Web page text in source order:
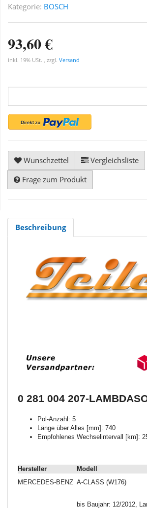
Kategorie: BOSCH
93,60 €
inkl. 19% USt. , zzgl. Versand
Wunschzettel
Vergleichsliste
Frage zum Produkt
Beschreibung
0 281 004 207-
Pol-Anzahl: 5
Länge über Alles [mm]: 740
Empfohlenes Wechselintervall [km]:
Hersteller Modell
MERCEDES-BENZ A-CLASS (W176)
bis Baujahr: 12/2012,